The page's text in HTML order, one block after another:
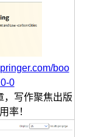
boo
0
，写作聚焦出版
率！